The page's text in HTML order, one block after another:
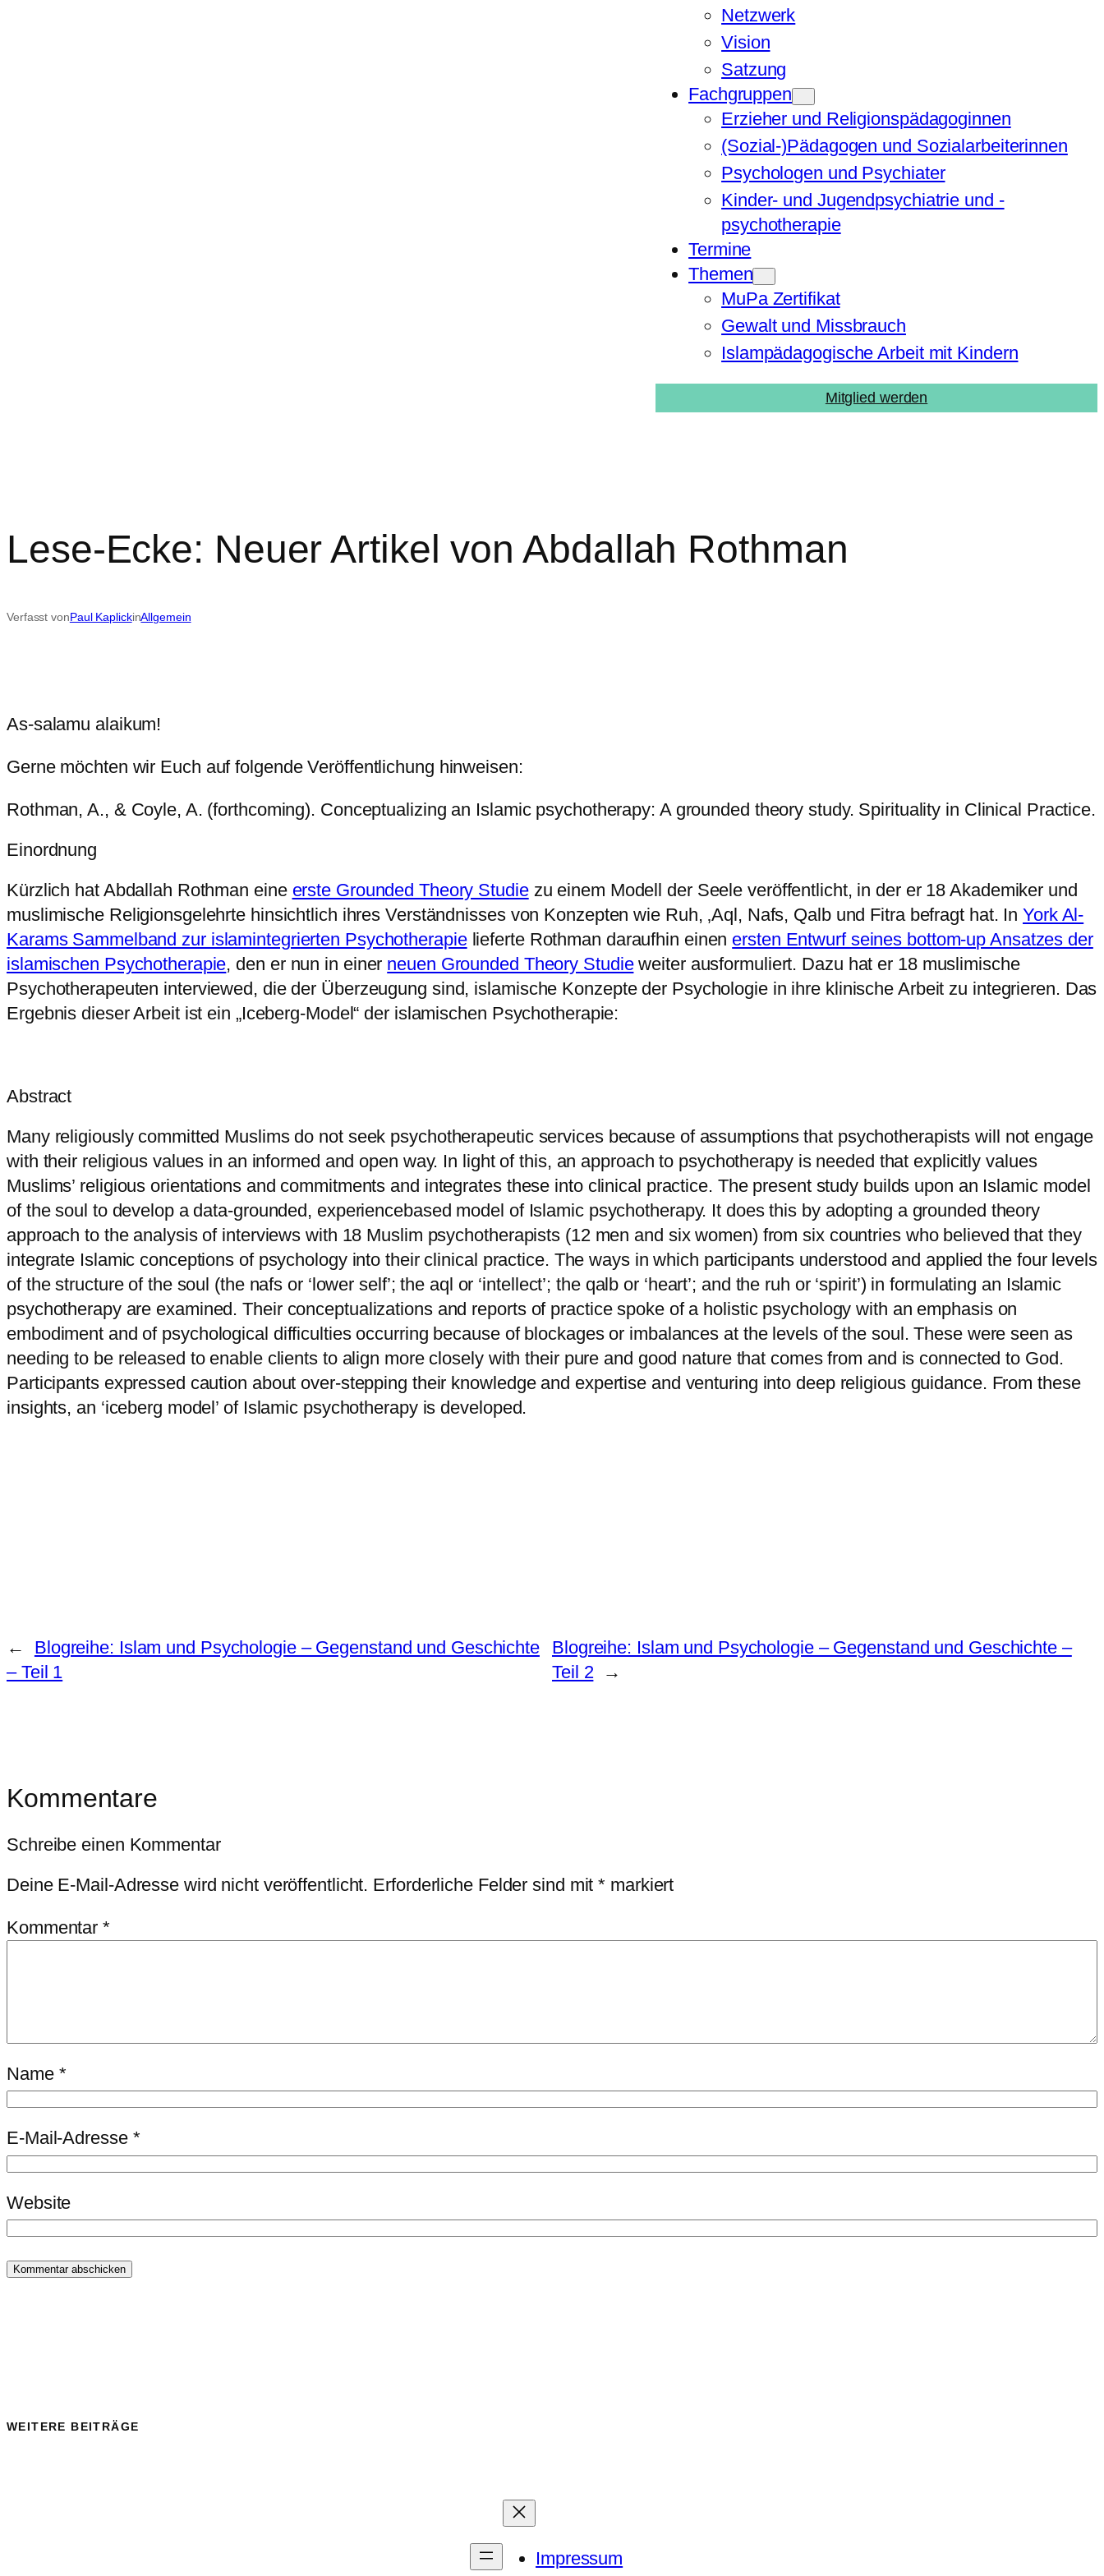
Netzwerk
Vision
Satzung
Fachgruppen
Erzieher und Religionspädagoginnen
(Sozial-)Pädagogen und Sozialarbeiterinnen
Psychologen und Psychiater
Kinder- und Jugendpsychiatrie und -
psychotherapie
Termine
Themen
MuPa Zertifikat
Gewalt und Missbrauch
Islampädagogische Arbeit mit Kindern
Mitglied werden
Lese-Ecke: Neuer Artikel von Abdallah Rothman
Verfasst vonPaul KaplickinAllgemein
As-salamu alaikum!
Gerne möchten wir Euch auf folgende Veröffentlichung hinweisen:
Rothman, A., & Coyle, A. (forthcoming). Conceptualizing an Islamic psychotherapy: A grounded theory study. Spirituality in Clinical Practice.
Einordnung
Kürzlich hat Abdallah Rothman eine erste Grounded Theory Studiezu einem Modell der Seele veröffentlicht, in der er 18 Akademiker und
muslimische Religionsgelehrte hinsichtlich ihres Verständnisses von Konzepten wie Ruh, ‚Aql, Nafs, Qalb und Fitra befragt hat. InYork Al-
Karams Sammelband zur islamintegrierten Psychotherapielieferte Rothman daraufhin einen ersten Entwurf seines bottom-up Ansatzes der
islamischen Psychotherapie, den er nun in einer neuen Grounded Theory Studieweiter ausformuliert. Dazu hat er 18 muslimische
Psychotherapeuten interviewed, die der Überzeugung sind, islamische Konzepte der Psychologie in ihre klinische Arbeit zu integrieren. Das
Ergebnis dieser Arbeit ist ein „Iceberg-Model“ der islamischen Psychotherapie:
Abstract
Many religiously committed Muslims do not seek psychotherapeutic services because of assumptions that psychotherapists will not engage
with their religious values in an informed and open way. In light of this, an approach to psychotherapy is needed that explicitly values
Muslims’ religious orientations and commitments and integrates these into clinical practice. The present study builds upon an Islamic model
of the soul to develop a data-grounded, experiencebased model of Islamic psychotherapy. It does this by adopting a grounded theory
approach to the analysis of interviews with 18 Muslim psychotherapists (12 men and six women) from six countries who believed that they
integrate Islamic conceptions of psychology into their clinical practice. The ways in which participants understood and applied the four levels
of the structure of the soul (the nafs or ‘lower self’; the aql or ‘intellect’; the qalb or ‘heart’; and the ruh or ‘spirit’) in formulating an Islamic
psychotherapy are examined. Their conceptualizations and reports of practice spoke of a holistic psychology with an emphasis on
embodiment and of psychological difficulties occurring because of blockages or imbalances at the levels of the soul. These were seen as
needing to be released to enable clients to align more closely with their pure and good nature that comes from and is connected to God.
Participants expressed caution about over-stepping their knowledge and expertise and venturing into deep religious guidance. From these
insights, an ‘iceberg model’ of Islamic psychotherapy is developed.
←
Blogreihe: Islam und Psychologie – Gegenstand und Geschichte
– Teil 1
Blogreihe: Islam und Psychologie – Gegenstand und Geschichte –
Teil 2
→
Kommentare
Schreibe einen Kommentar
Deine E-Mail-Adresse wird nicht veröffentlicht. Erforderliche Felder sind mit* markiert
Kommentar*
Name *
E-Mail-Adresse *
Website
WEITERE BEITRÄGE
Impressum